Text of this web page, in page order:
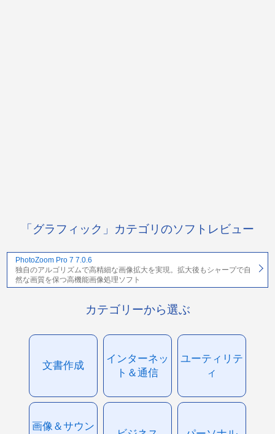
「グラフィック」カテゴリのソフトレビュー
PhotoZoom Pro 7 7.0.6
独自のアルゴリズムで高精細な画像拡大を実現。拡大後もシャープで自
然な画質を保つ高機能画像処理ソフト
カテゴリーから選ぶ
文書作成
インターネッ
ト＆通信
ユーティリテ
ィ
画像＆サウン